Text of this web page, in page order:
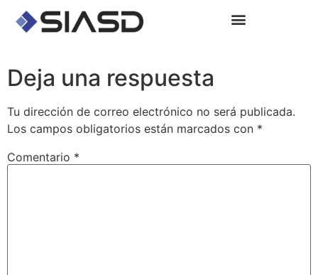
Deja una respuesta
Tu dirección de correo electrónico no será publicada.
Los campos obligatorios están marcados con *
Comentario *